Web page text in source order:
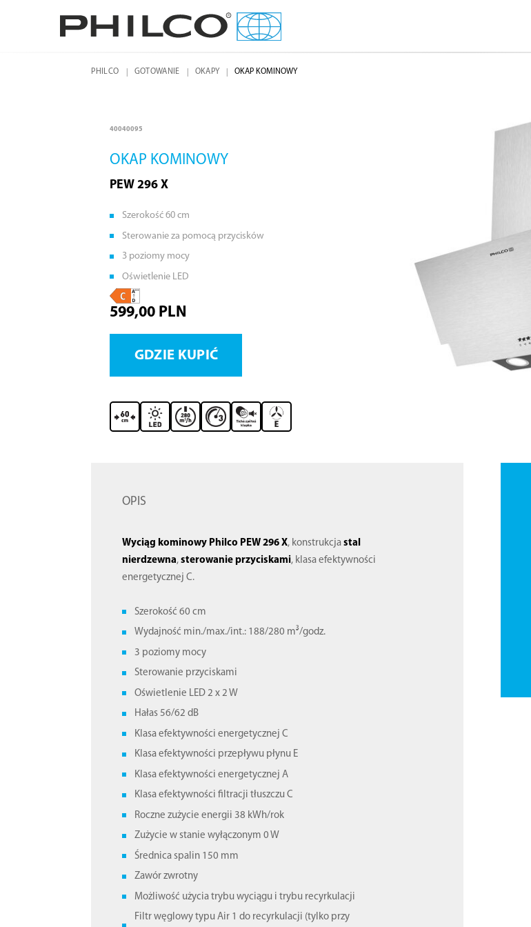
PHILCO GOTOWANIE OKAPY OKAP KOMINOWY
40040095
OKAP KOMINOWY
PEW 296 X
Szerokość 60 cm
Sterowanie za pomocą przycisków
3 poziomy mocy
Oświetlenie LED
599,00 PLN
GDZIE KUPIĆ
OPIS
Wyciąg kominowy Philco PEW 296 X, konstrukcjastal
nierdzewna,sterowanie przyciskami, klasa efektywności
energetycznej C.
Szerokość 60 cm
Wydajność min./max./int.: 188/280 m³/godz.
3 poziomy mocy
Sterowanie przyciskami
Oświetlenie LED 2 x 2 W
Hałas 56/62 dB
Klasa efektywności energetycznej C
Klasa efektywności przepływu płynu E
Klasa efektywności energetycznej A
Klasa efektywności filtracji tłuszczu C
Roczne zużycie energii 38 kWh/rok
Zużycie w stanie wyłączonym 0 W
Średnica spalin 150 mm
Zawór zwrotny
Możliwość użycia trybu wyciągu i trybu recyrkulacji
Filtr węglowy typu Air 1 do recyrkulacji (tylko przy